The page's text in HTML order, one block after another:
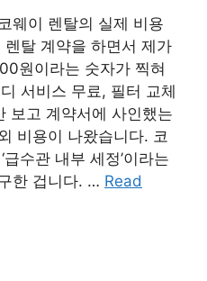
웨이 렌탈의 실제 비용
탈 계약을 하면서 제가
원이라는 숫자가 찍혀
서비스 무료, 필터 교체
보고 계약서에 사인했는
비용이 나왔습니다. 코
수관 내부 세정’이라는
한 겁니다. … Read